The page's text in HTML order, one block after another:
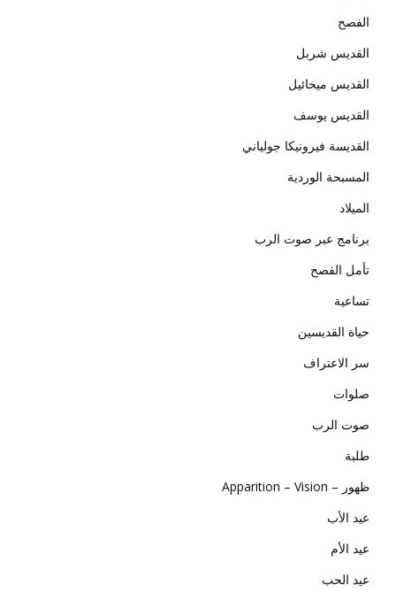
الفصح
القديس شربل
القديس ميخائيل
القديس يوسف
القديسة فيرونيكا جولياني
المسبحة الوردية
الميلاد
برنامج عبر صوت الرب
تأمل الفصح
تساعية
حياة القديسين
سر الاعتراف
صلوات
صوت الرب
طلبة
ظهور – Apparition – Vision
عيد الأب
عيد الأم
عيد الحب